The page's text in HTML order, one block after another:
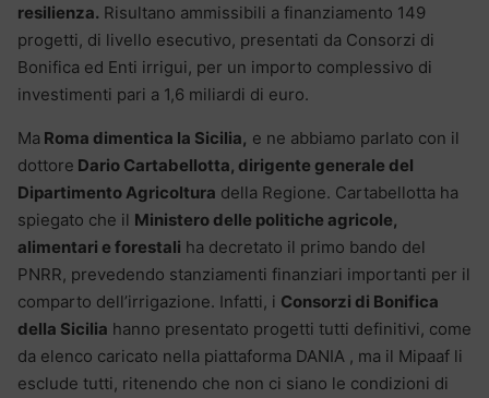
resilienza. Risultano ammissibili a finanziamento 149
progetti, di livello esecutivo, presentati da Consorzi di
Bonifica ed Enti irrigui, per un importo complessivo di
investimenti pari a 1,6 miliardi di euro.
Ma Roma dimentica la Sicilia, e ne abbiamo parlato con il
dottore Dario Cartabellotta, dirigente generale del
Dipartimento Agricoltura della Regione. Cartabellotta ha
spiegato che il Ministero delle politiche agricole,
alimentari e forestali ha decretato il primo bando del
PNRR, prevedendo stanziamenti finanziari importanti per il
comparto dell’irrigazione. Infatti, i Consorzi di Bonifica
della Sicilia hanno presentato progetti tutti definitivi, come
da elenco caricato nella piattaforma DANIA , ma il Mipaaf li
esclude tutti, ritenendo che non ci siano le condizioni di